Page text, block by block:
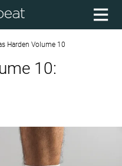
Harden Volume 10
10: